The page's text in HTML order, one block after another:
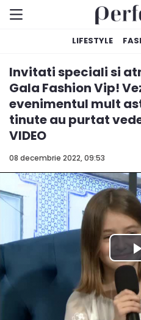
LIFESTYLE
08 decembrie 2022, 09:53
Invitati speciali si
Gala Fashion Vip!
evenimentul mult
tinute au purtat
VIDEO